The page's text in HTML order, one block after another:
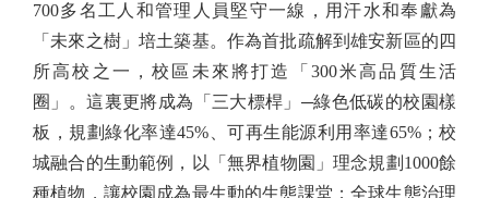
700多名工人和管理人員堅守一線，用汗水和奉獻為
「未來之樹」培土築基。作為首批疏解到雄安新區的四
所高校之一，校區未來將打造「300米高品質生活
圈」。這裏更將成為「三大標桿」─綠色低碳的校園樣
板，規劃綠化率達45%、可再生能源利用率達65%；校
城融合的生動範例，以「無界植物園」理念規劃1000餘
種植物，讓校園成為最生動的生態課堂；全球生態治理